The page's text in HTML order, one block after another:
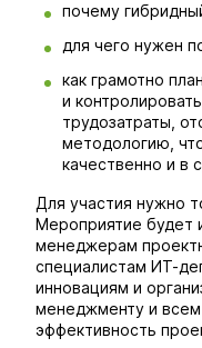
почему
для чего нужен
как грамотно
и
трудозатраты,
методологию,
качественно и в
Для участия нужно
Мероприятие будет
менеджерам
специалистам ИТ-
инновациям и
менеджменту и
эффективность